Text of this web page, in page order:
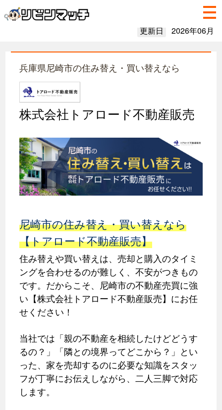
更新日 2026年06月
兵庫県尼崎市の住み替え・買い替えなら
株式会社トアロード不動産販売
尼崎市の住み替え・買い替えなら
【トアロード不動産販売】
住み替えや買い替えは、売却と購入のタイミ
ングを合わせるのが難しく、不安がつきもの
です。だからこそ、尼崎市の不動産売買に強
い【株式会社トアロード不動産販売】にお任
せください！
当社では「親の不動産を相続したけどどうす
るの？」「隣との境界ってどこから？」とい
った、家を売却するのに必要な知識をスタッ
フが丁寧にお伝えしながら、二人三脚で対応
します。